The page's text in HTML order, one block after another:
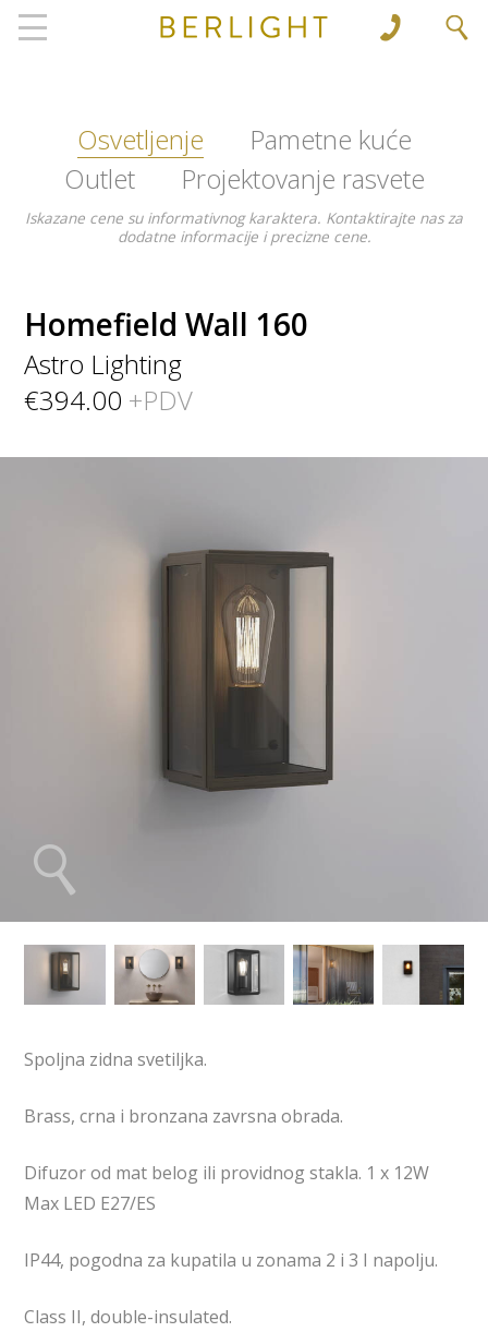
', 'www.berlight.rs'); ga('send', 'pageview');
Osvetljenje
Pametne kuće
Outlet
Projektovanje rasvete
Iskazane cene su informativnog karaktera. Kontaktirajte nas za
dodatne informacije i precizne cene.
Homefield Wall 160
Astro Lighting
€394.00 +PDV
Spoljna zidna svetiljka.
Brass, crna i bronzana zavrsna obrada.
Difuzor od mat belog ili providnog stakla. 1 x 12W
Max LED E27/ES
IP44, pogodna za kupatila u zonama 2 i 3 I napolju.
Class II, double-insulated.